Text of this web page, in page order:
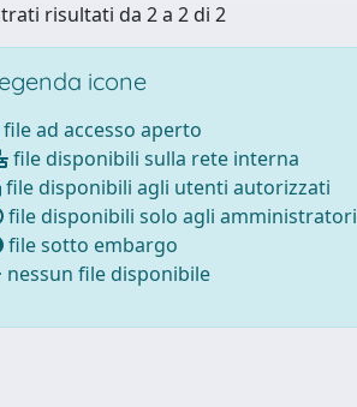
risultati da 2 a 2 di 2
icone
file ad accesso aperto
file disponibili sulla rete interna
file disponibili agli utenti autorizzati
file disponibili solo agli amministratori
file sotto embargo
nessun file disponibile